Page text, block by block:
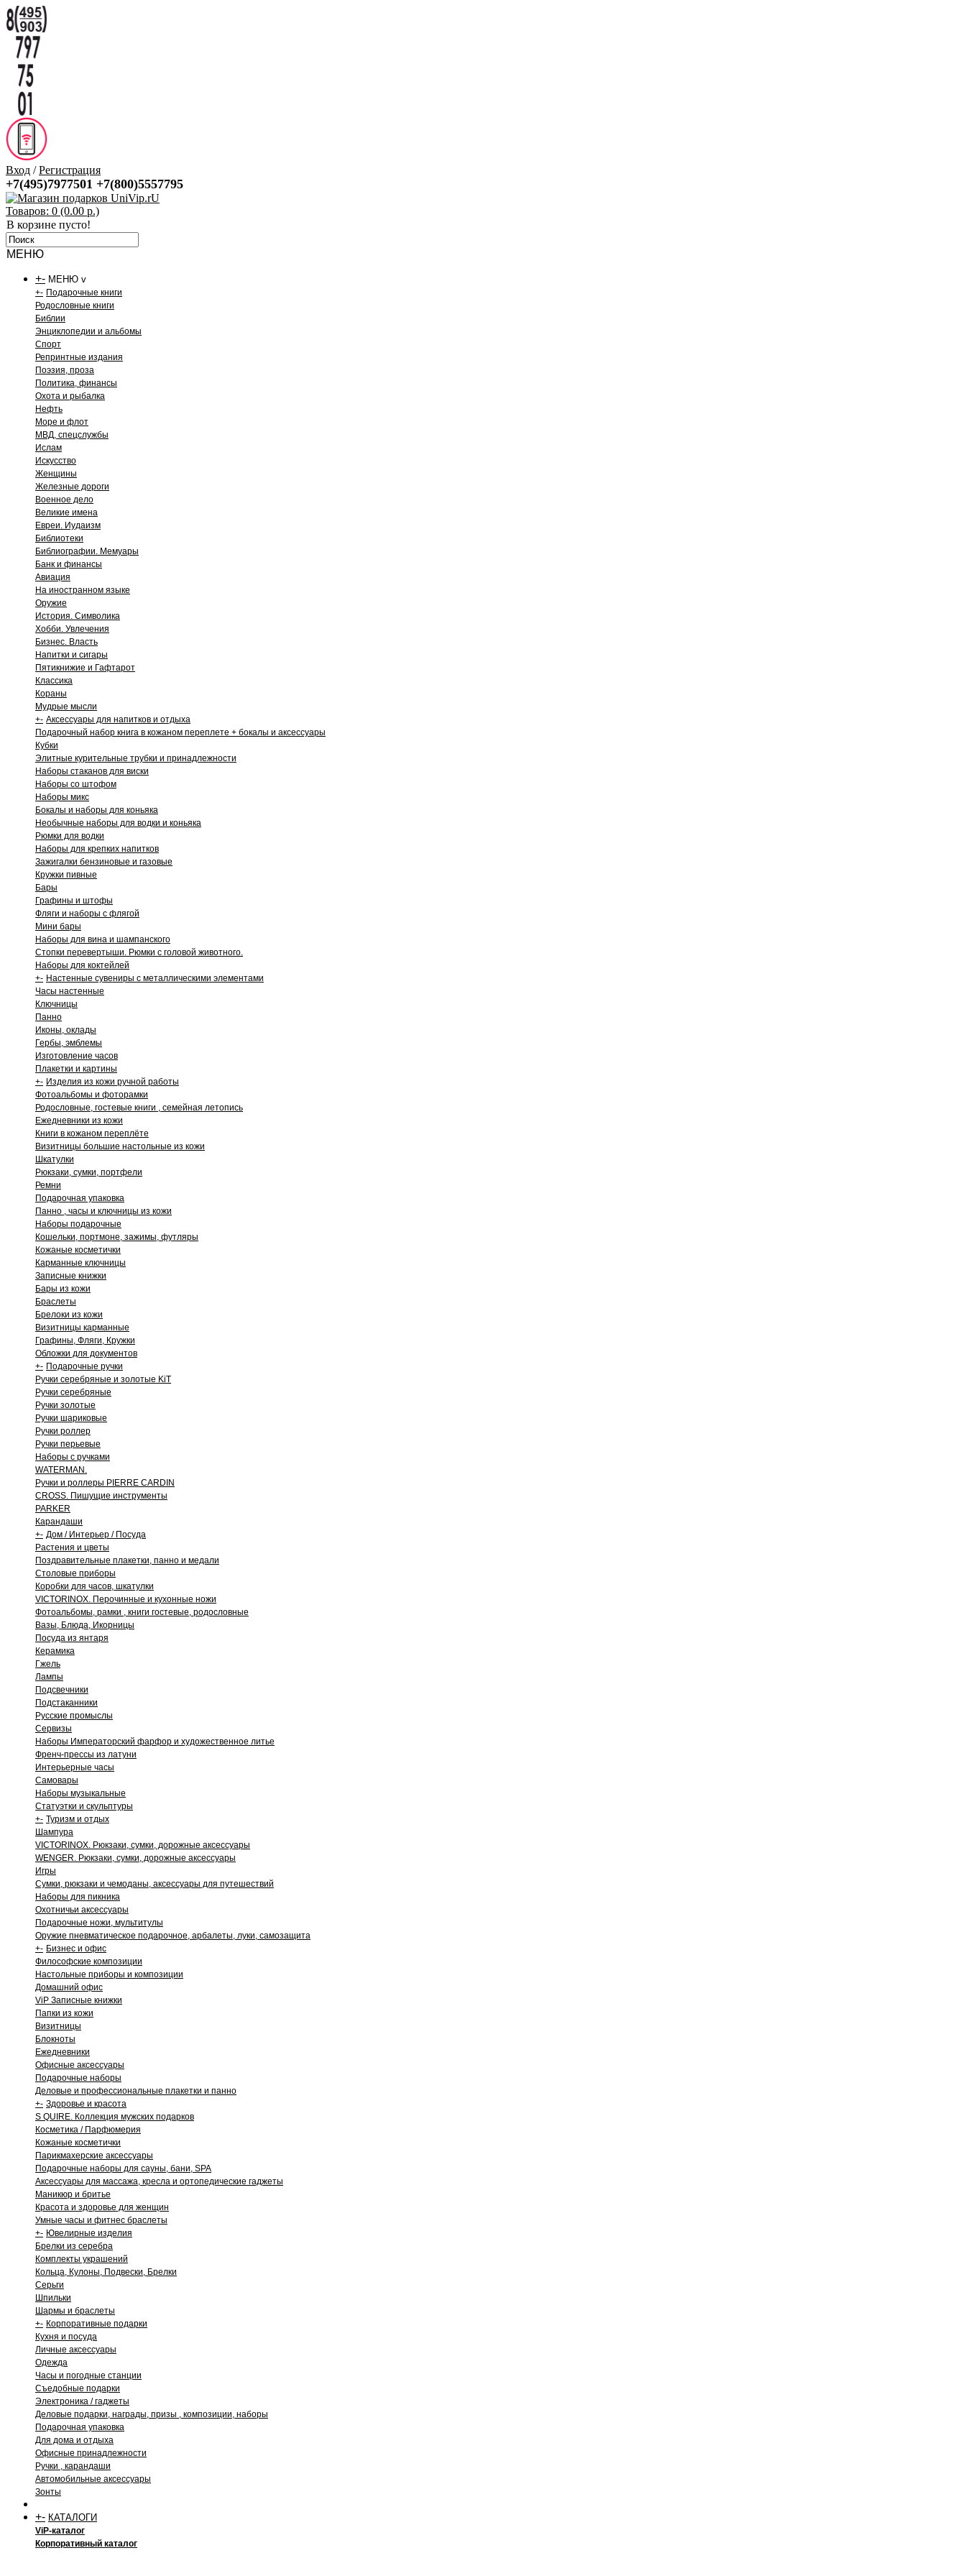
Вход /Регистрация
+7(495)7977501 +7(800)5557795
Товаров: 0 (0.00 р.)
В корзине пусто!
МЕНЮ
+- МЕНЮ v
+- Подарочные книги
Родословные книги
Библии
Энциклопедии и альбомы
Спорт
Репринтные издания
Поэзия, проза
Политика, финансы
Охота и рыбалка
Нефть
Море и флот
МВД, спецслужбы
Ислам
Искусство
Женщины
Железные дороги
Военное дело
Великие имена
Евреи. Иудаизм
Библиотеки
Библиографии. Мемуары
Банк и финансы
Авиация
На иностранном языке
Оружие
История. Символика
Хобби. Увлечения
Бизнес. Власть
Напитки и сигары
Пятикнижие и Гафтарот
Классика
Кораны
Мудрые мысли
+- Аксессуары для напитков и отдыха
Подарочный набор книга в кожаном переплете + бокалы и аксессуары
Кубки
Элитные курительные трубки и принадлежности
Наборы стаканов для виски
Наборы со штофом
Наборы микс
Бокалы и наборы для коньяка
Необычные наборы для водки и коньяка
Рюмки для водки
Наборы для крепких напитков
Зажигалки бензиновые и газовые
Кружки пивные
Бары
Графины и штофы
Фляги и наборы с флягой
Мини бары
Наборы для вина и шампанского
Стопки перевертыши. Рюмки с головой животного.
Наборы для коктейлей
+- Настенные сувениры с металлическими элементами
Часы настенные
Ключницы
Панно
Иконы, оклады
Гербы, эмблемы
Изготовление часов
Плакетки и картины
+- Изделия из кожи ручной работы
Фотоальбомы и фоторамки
Родословные, гостевые книги , семейная летопись
Ежедневники из кожи
Книги в кожаном переплёте
Визитницы большие настольные из кожи
Шкатулки
Рюкзаки, сумки, портфели
Ремни
Подарочная упаковка
Панно , часы и ключницы из кожи
Наборы подарочные
Кошельки, портмоне, зажимы, футляры
Кожаные косметички
Карманные ключницы
Записные книжки
Бары из кожи
Браслеты
Брелоки из кожи
Визитницы карманные
Графины, Фляги, Кружки
Обложки для документов
+- Подарочные ручки
Ручки серебряные и золотые KiT
Ручки серебряные
Ручки золотые
Ручки шариковые
Ручки роллер
Ручки перьевые
Наборы с ручками
WATERMAN.
Ручки и роллеры PIERRE CARDIN
CROSS. Пишущие инструменты
PARKER
Карандаши
+- Дом / Интерьер / Посуда
Растения и цветы
Поздравительные плакетки, панно и медали
Столовые приборы
Коробки для часов, шкатулки
VICTORINOX. Перочинные и кухонные ножи
Фотоальбомы, рамки , книги гостевые, родословные
Вазы, Блюда, Икорницы
Посуда из янтаря
Керамика
Гжель
Лампы
Подсвечники
Подстаканники
Русские промыслы
Сервизы
Наборы Императорский фарфор и художественное литье
Френч-прессы из латуни
Интерьерные часы
Самовары
Наборы музыкальные
Статуэтки и скульптуры
+- Туризм и отдых
Шампура
VICTORINOX. Рюкзаки, сумки, дорожные аксессуары
WENGER. Рюкзаки, сумки, дорожные аксессуары
Игры
Сумки, рюкзаки и чемоданы, аксессуары для путешествий
Наборы для пикника
Охотничьи аксессуары
Подарочные ножи, мультитулы
Оружие пневматическое подарочное, арбалеты, луки, самозащита
+- Бизнес и офис
Философские композиции
Настольные приборы и композиции
Домашний офис
ViP Записные книжки
Папки из кожи
Визитницы
Блокноты
Ежедневники
Офисные аксессуары
Подарочные наборы
Деловые и профессиональные плакетки и панно
+- Здоровье и красота
S QUIRE. Коллекция мужских подарков
Косметика / Парфюмерия
Кожаные косметички
Парикмахерские аксессуары
Подарочные наборы для сауны, бани, SPA
Аксессуары для массажа, кресла и ортопедические гаджеты
Маникюр и бритье
Красота и здоровье для женщин
Умные часы и фитнес браслеты
+- Ювелирные изделия
Брелки из серебра
Комплекты украшений
Кольца, Кулоны, Подвески, Брелки
Серьги
Шпильки
Шармы и браслеты
+- Корпоративные подарки
Кухня и посуда
Личные аксессуары
Одежда
Часы и погодные станции
Съедобные подарки
Электроника / гаджеты
Деловые подарки, награды, призы , композиции, наборы
Подарочная упаковка
Для дома и отдыха
Офисные принадлежности
Ручки , карандаши
Автомобильные аксессуары
Зонты
+- КАТАЛОГИ
ViP-каталог
Корпоративный каталог